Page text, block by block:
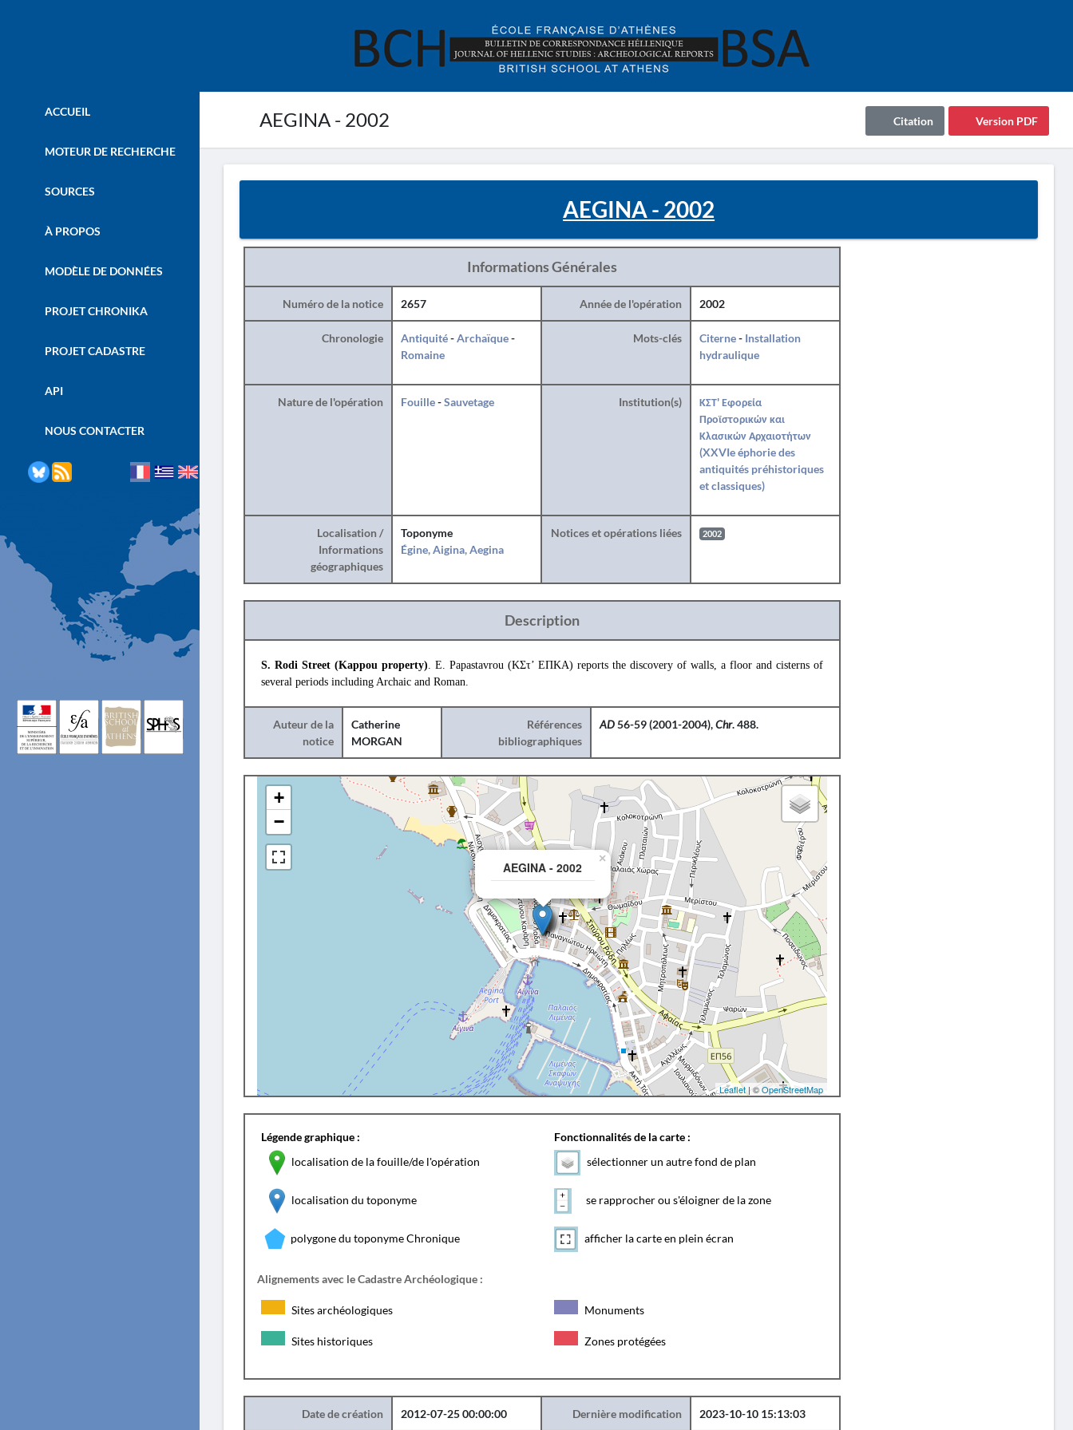
AEGINA - 2002 Version PDF
Citation
ACCUEIL
MOTEUR DE RECHERCHE
SOURCES
À PROPOS
MODÈLE DE DONNÉES
PROJET CHRONIKA
PROJET CADASTRE
API
NOUS CONTACTER
AEGINA - 2002
Informations Générales
Numéro de la notice 2657 Année de l'opération 2002
Chronologie Antiquité-Archaïque-
Romaine
Mots-clés Citerne- Installation
hydraulique
Nature de l'opération Fouille-Sauvetage Institution(s)
ΚΣΤ' Εφορεία
Προϊστορικών και
Κλασικών Αρχαιοτήτων
(XXVIe éphorie des
antiquités préhistoriques
et classiques)
Localisation /
Informations
géographiques
Toponyme
Égine, Aigina, Aegina
Notices et opérations liées 2002
Description
S. Rodi Street (Kappou property). E. Papastavrou (ΚΣτ’ ΕΠΚΑ) reports the discovery of walls, a floor and cisterns of
several periods including Archaic and Roman.
Auteur de la
notice
Catherine
MORGAN
Références
bibliographiques
AD56-59 (2001-2004),Chr. 488.
AEGINA - 2002
×
+
−
Leaflet| ©OpenStreetMap
Légende graphique :
localisation de la fouille/de l'opération
localisation du toponyme
polygone du toponyme Chronique
Fonctionnalités de la carte :
sélectionner un autre fond de plan
se rapprocher ou s'éloigner de la zone
afficher la carte en plein écran
Alignements avec le Cadastre Archéologique :
Sites archéologiques Monuments
Sites historiques Zones protégées
Date de création 2012-07-25 00:00:00 Dernière modification 2023-10-10 15:13:03